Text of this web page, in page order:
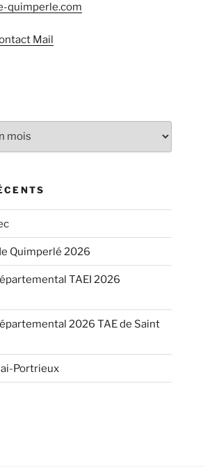
quimperle.com
Mail
Quimperlé 2026
TAEI 2026
2026 TAE de Saint
Portrieux